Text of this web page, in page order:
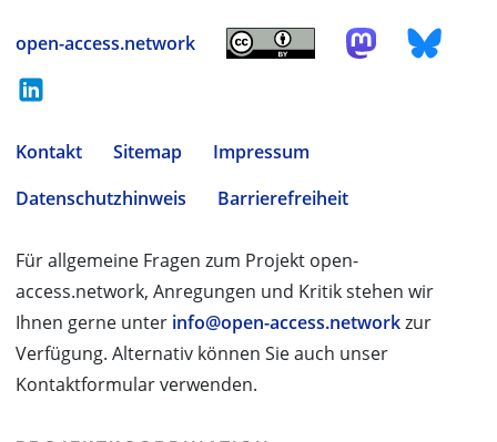
open-access.network
Kontakt Sitemap
Impressum
Datenschutzhinweis
Barrierefreiheit
Für allgemeine Fragen zum Projekt open-
access.network, Anregungen und Kritik stehen wir
Ihnen gerne unter info@open-access.networkzur
Verfügung. Alternativ können Sie auch unser
Kontaktformular verwenden.